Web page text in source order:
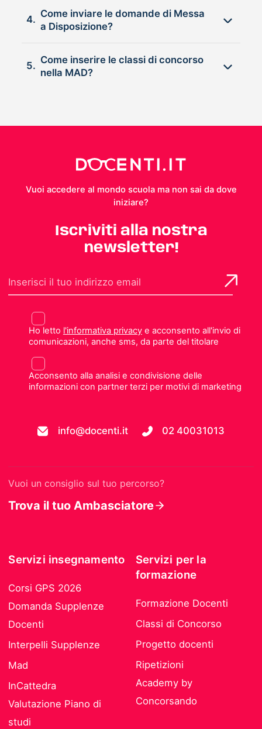
4.
Come inviare le domande di Messa
a Disposizione?
5.
Come inserire le classi di concorso
nella MAD?
Vuoi accedere al mondo scuola ma non sai da dove
iniziare?
Iscriviti alla nostra
newsletter!
Ho letto l'informativa privacye acconsento all'invio di
comunicazioni, anche sms, da parte del titolare
Acconsento alla analisi e condivisione delle
informazioni con partner terzi per motivi di marketing
info@docenti.it 02 40031013
Vuoi un consiglio sul tuo percorso?
Trova il tuo Ambasciatore
Servizi insegnamento
Corsi GPS 2026
Domanda Supplenze
Docenti
Interpelli Supplenze
Mad
InCattedra
Valutazione Piano di
studi
Servizi per la
formazione
Formazione Docenti
Classi di Concorso
Progetto docenti
Ripetizioni
Academy by
Concorsando